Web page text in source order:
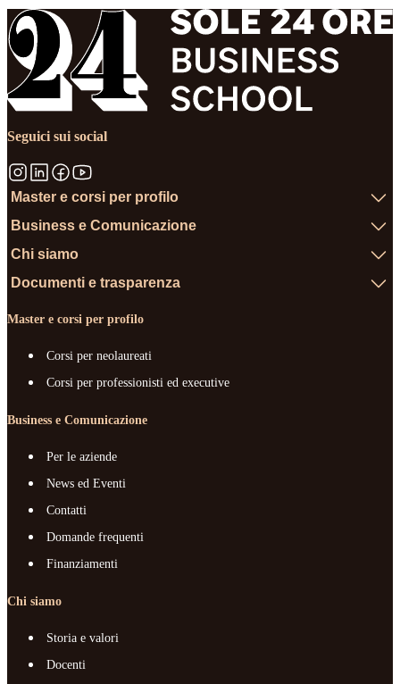
Seguici sui social
Master e corsi per profilo
Business e Comunicazione
Chi siamo
Documenti e trasparenza
Master e corsi per profilo
Corsi per neolaureati
Corsi per professionisti ed executive
Business e Comunicazione
Per le aziende
News ed Eventi
Contatti
Domande frequenti
Finanziamenti
Chi siamo
Storia e valori
Docenti